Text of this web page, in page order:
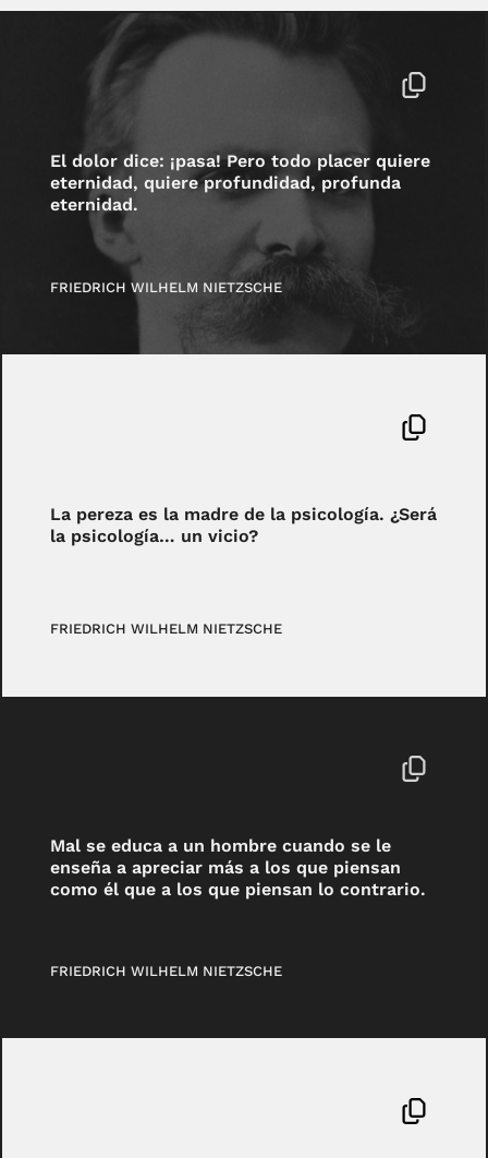
El dolor dice: ¡pasa! Pero todo placer quiere
eternidad, quiere profundidad, profunda
eternidad.
FRIEDRICH WILHELM NIETZSCHE
La pereza es la madre de la psicología. ¿Será
la psicología… un vicio?
FRIEDRICH WILHELM NIETZSCHE
Mal se educa a un hombre cuando se le
enseña a apreciar más a los que piensan
como él que a los que piensan lo contrario.
FRIEDRICH WILHELM NIETZSCHE